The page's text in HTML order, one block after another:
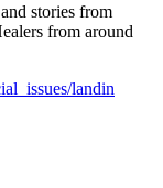
stories from
from around
landin